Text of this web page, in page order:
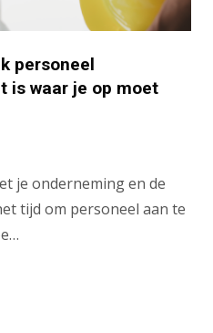
personeel
is waar je op moet
je onderneming en de
tijd om personeel aan te